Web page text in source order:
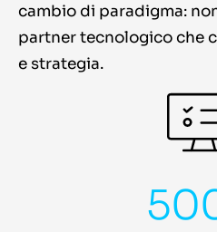
cambio di paradigma:
partner tecnologico che
e strategia.